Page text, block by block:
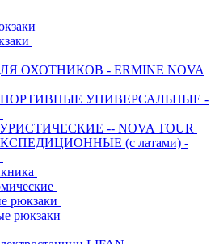
ОХОТНИКОВ - ERMINE NOVA
УНИВЕРСАЛЬНЫЕ -
-- NOVA TOUR
(с латами) -
рюкзаки
рюкзаки